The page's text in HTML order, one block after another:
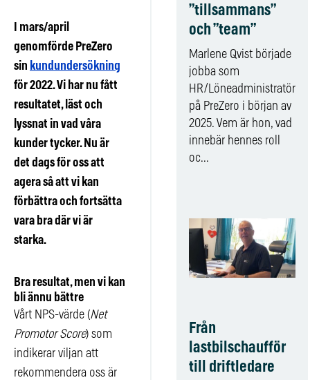
I mars/april
genomförde PreZero
sin kundundersökning
för 2022. Vi har nu fått
resultatet, läst och
lyssnat in vad våra
kunder tycker. Nu är
det dags för oss att
agera så att vi kan
förbättra och fortsätta
vara bra där vi är
starka.
Bra resultat, men vi kan
bli ännu bättre
Vårt NPS-värde (Net
Promotor Score) som
indikerar viljan att
rekommendera oss är
”tillsammans”
och ”team”
Marlene Qvist började
jobba som
HR/Löneadministratör
på PreZero i början av
2025. Vem är hon, vad
innebär hennes roll
oc...
Från
lastbilschaufför
till driftledare